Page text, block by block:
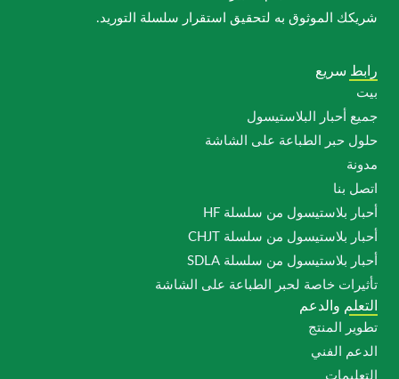
شريكك الموثوق به لتحقيق استقرار سلسلة التوريد.
رابط سريع
بيت
جميع أحبار البلاستيسول
حلول حبر الطباعة على الشاشة
مدونة
اتصل بنا
أحبار بلاستيسول من سلسلة HF
أحبار بلاستيسول من سلسلة CHJT
أحبار بلاستيسول من سلسلة SDLA
تأثيرات خاصة لحبر الطباعة على الشاشة
التعلم والدعم
تطوير المنتج
الدعم الفني
التعليمات